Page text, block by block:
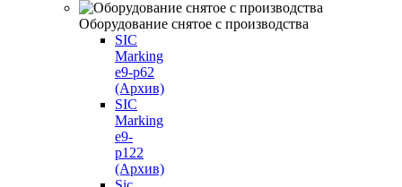
Оборудование снятое с производства
SIC
Marking
e9-p62
(Архив)
SIC
Marking
e9-
p122
(Архив)